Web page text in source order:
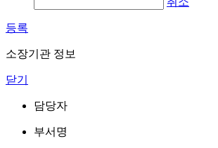
등록
소장기관 정보
닫기
담당자
부서명